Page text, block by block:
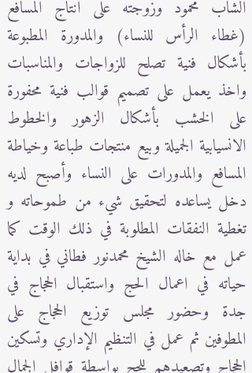
الشاب محمود وزوجته على انتاج المسافع
(غطاء الرأس للنساء) والمدورة المطبوعة
بأشكال فنية تصلح للزواجات والمناسبات
واخذ يعمل على تصميم قوالب فنية محفورة
على الخشب بأشكال الزهور والخطوط
الانسيابية الجميلة وبيع منتجات طباعة وخياطة
المسافع والمدورات على النساء وأصبح لديه
دخل يساعده لتحقيق شيء من طموحاته و
تغطية النفقات المطلوبة في ذلك الوقت كما
عمل مع خاله الشيخ محمدنور فطاني في بداية
حياته في اعمال الحج واستقبال الحجاج في
جدة وحضور مجلس توزيع الحجاج على
المطوفين ثم عمل في التنظيم الإداري وتسكين